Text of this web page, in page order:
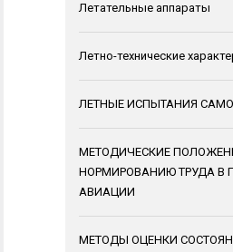
Летательные аппараты
Летно-технические
ЛЕТНЫЕ ИСПЫТАНИЯ
МЕТОДИЧЕСКИЕ
НОРМИРОВАНИЮ ТРУДА В
АВИАЦИИ
МЕТОДЫ ОЦЕНКИ